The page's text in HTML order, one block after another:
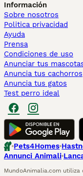
Información
Sobre nosotros
Politica privacidad
Ayuda
Prensa
Condiciones de uso
Anunciar tus
Anuncia tus cachorros
Anuncia tus gatos
Test perro ideal
Pets4Homes
Annunci Animali
MundoAnimalia.com